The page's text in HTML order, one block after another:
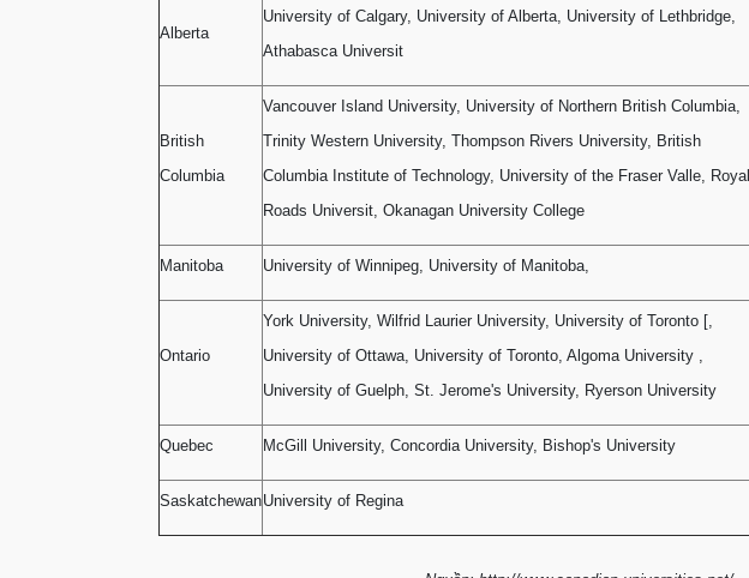
Alberta
University of Calgary, University of Alberta, University of Lethbridge,
Athabasca Universit
British
Columbia
Vancouver Island University, University of Northern British Columbia,
Trinity Western University, Thompson Rivers University, British
Columbia Institute of Technology, University of the Fraser Valle, Royal
Roads Universit, Okanagan University College
Manitoba University of Winnipeg, University of Manitoba,
Ontario
York University, Wilfrid Laurier University, University of Toronto [,
University of Ottawa, University of Toronto, Algoma University ,
University of Guelph, St. Jerome's University, Ryerson University
Quebec McGill University, Concordia University, Bishop's University
SaskatchewanUniversity of Regina